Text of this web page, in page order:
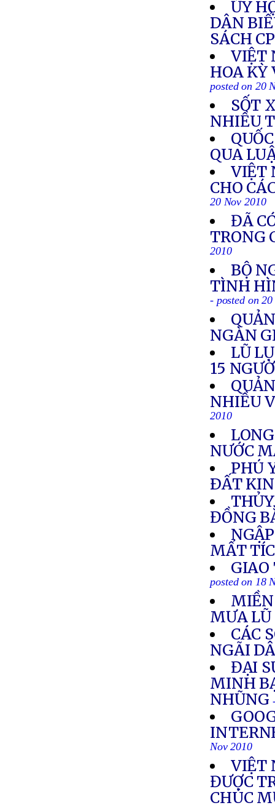
ỦY
DÂN
SÁCH
VIỆT
HOA KỲ
posted on 20
SỐT
NHIỀU
QUA
VIỆT
CHO
20 Nov 2010
ĐÃ
TRONG
2010
BỘ
TÌNH
- posted on
NGÀN
LŨ
15
NHIỀU
2010
NƯỚC
PHÚ
ÐẤT
ĐỒNG
MẤT
GIAO
posted on 18
MƯA LŨ
CÁC
NGÃI
ĐẠI
MINH
NHŨNG
Nov 2010
VIỆT
ĐƯỢC
CHÚC